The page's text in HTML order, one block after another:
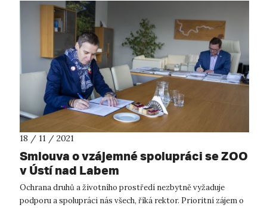
18 / 11 / 2021
Smlouva o vzájemné spolupráci se ZOO
v Ústí nad Labem
Ochrana druhů a životního prostředí nezbytně vyžaduje
podporu a spolupráci nás všech, říká rektor. Prioritní zájem o